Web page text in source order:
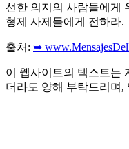
선한 의지의 사람들에게
형제 사제들에게 전하라.
출처: ➥
이 웹사이트의 텍스트는
더라도 양해 부탁드리며,